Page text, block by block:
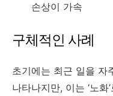
손상이 가속
구체적인 사례
초기에는 최근 일을 자
나타나지만, 이는 ‘노